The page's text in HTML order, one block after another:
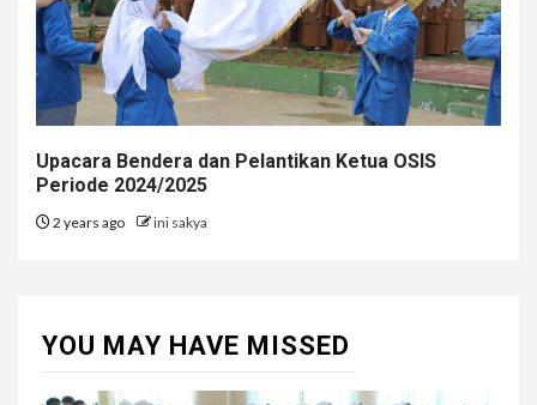
Upacara Bendera dan Pelantikan Ketua OSIS
Periode 2024/2025
2 years ago ini sakya
YOU MAY HAVE MISSED